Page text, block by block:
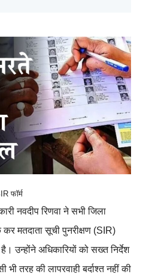
फॉर्म
नवदीप रिणवा ने सभी जिला
मतदाता सूची पुनरीक्षण (SIR)
उन्होंने अधिकारियों को सख्त निर्देश
भी तरह की लापरवाही बर्दाश्त नहीं की